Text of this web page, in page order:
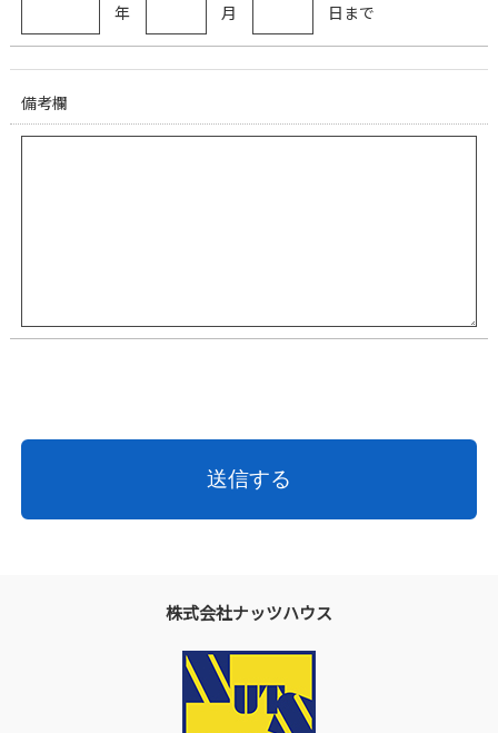
年 月 日まで
備考欄
株式会社ナッツハウス